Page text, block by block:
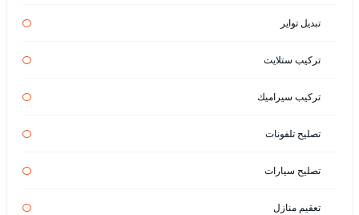
تبديل تواير
تركيب ستلايت
تركيب سيراميك
تصليح تلفونات
تصليح سيارات
تعقيم منازل